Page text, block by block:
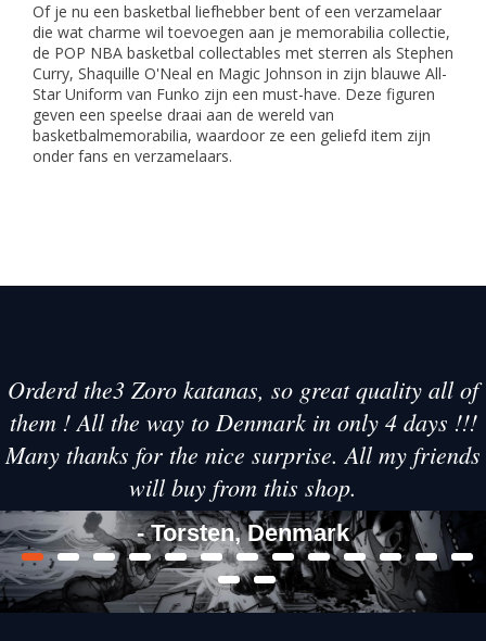
Of je nu een basketbal liefhebber bent of een verzamelaar
die wat charme wil toevoegen aan je memorabilia collectie,
de POP NBA basketbal collectables met sterren als Stephen
Curry, Shaquille O'Neal en Magic Johnson in zijn blauwe All-
Star Uniform van Funko zijn een must-have. Deze figuren
geven een speelse draai aan de wereld van
basketbalmemorabilia, waardoor ze een geliefd item zijn
onder fans en verzamelaars.
Orderd the3 Zoro katanas, so great quality all of
them ! All the way to Denmark in only 4 days !!!
Many thanks for the nice surprise. All my friends
will buy from this shop.
- Torsten, Denmark